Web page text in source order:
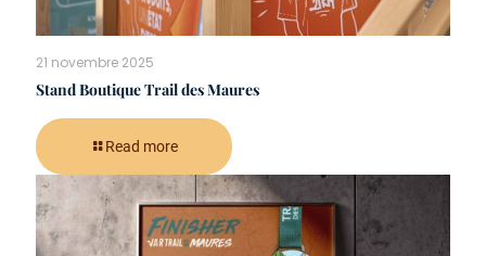
21 novembre 2025
Stand Boutique Trail des Maures
Read more